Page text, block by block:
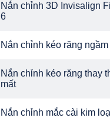
Nắn chỉnh 3D Invisalign
6
Nắn chỉnh kéo răng ngầm
Nắn chỉnh kéo răng thay
mất
Nắn chỉnh mắc cài kim